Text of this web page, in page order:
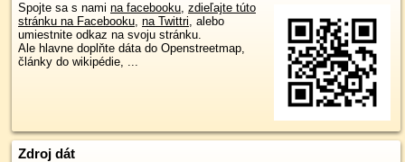
Spojte sa s nami na facebooku, zdieľajte túto
stránku na Facebooku, na Twittri, alebo
umiestnite odkaz na svoju stránku.
Ale hlavne doplňte dáta do Openstreetmap,
články do wikipédie, ...
Zdroj dát